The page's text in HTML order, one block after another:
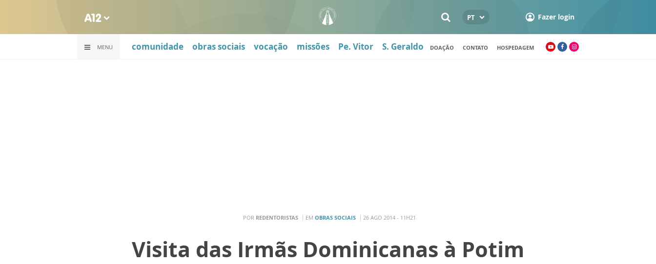
PT Fazer login
MENU comunidade obras sociais vocação missões Pe. Vitor S. Geraldo DOAÇÃO CONTATO HOSPEDAGEM
POR REDENTORISTAS EM OBRAS SOCIAIS 26 AGO 2014 - 11H21
Visita das Irmãs Dominicanas à Potim